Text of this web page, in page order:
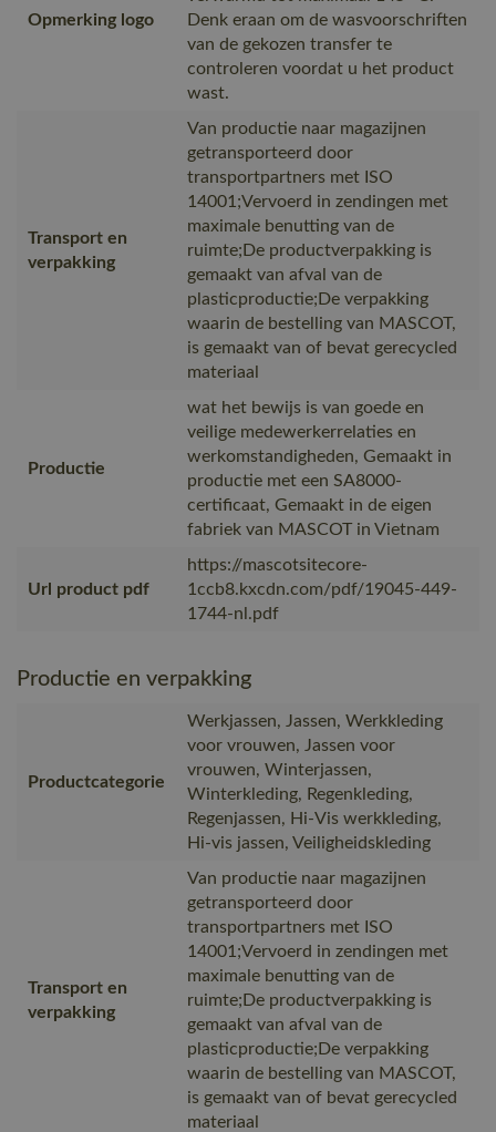
Opmerking logo
Denk eraan om de wasvoorschriften
van de gekozen transfer te
controleren voordat u het product
wast.
Transport en
verpakking
Van productie naar magazijnen
getransporteerd door
transportpartners met ISO
14001;Vervoerd in zendingen met
maximale benutting van de
ruimte;De productverpakking is
gemaakt van afval van de
plasticproductie;De verpakking
waarin de bestelling van MASCOT,
is gemaakt van of bevat gerecycled
materiaal
Productie
wat het bewijs is van goede en
veilige medewerkerrelaties en
werkomstandigheden, Gemaakt in
productie met een SA8000-
certificaat, Gemaakt in de eigen
fabriek van MASCOT in Vietnam
Url product pdf
https://mascotsitecore-
1ccb8.kxcdn.com/pdf/19045-449-
1744-nl.pdf
Productie en verpakking
Productcategorie
Werkjassen, Jassen, Werkkleding
voor vrouwen, Jassen voor
vrouwen, Winterjassen,
Winterkleding, Regenkleding,
Regenjassen, Hi-Vis werkkleding,
Hi-vis jassen, Veiligheidskleding
Transport en
verpakking
Van productie naar magazijnen
getransporteerd door
transportpartners met ISO
14001;Vervoerd in zendingen met
maximale benutting van de
ruimte;De productverpakking is
gemaakt van afval van de
plasticproductie;De verpakking
waarin de bestelling van MASCOT,
is gemaakt van of bevat gerecycled
materiaal